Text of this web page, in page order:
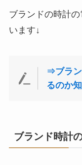
ブランドの時計
います↓
⇒ブラン
るのか
ブランド時計